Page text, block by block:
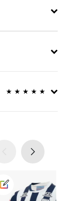
★ ★ ★ ★ ★